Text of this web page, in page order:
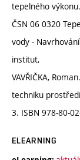
tepelného
ČSN 06 0320
vody -
institut,
VAVŘIČKA,
techniku
3. ISBN 978-80-
ELEARNING